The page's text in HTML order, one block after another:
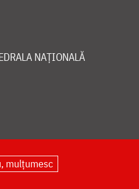
NAȚIONALĂ
mulțumesc